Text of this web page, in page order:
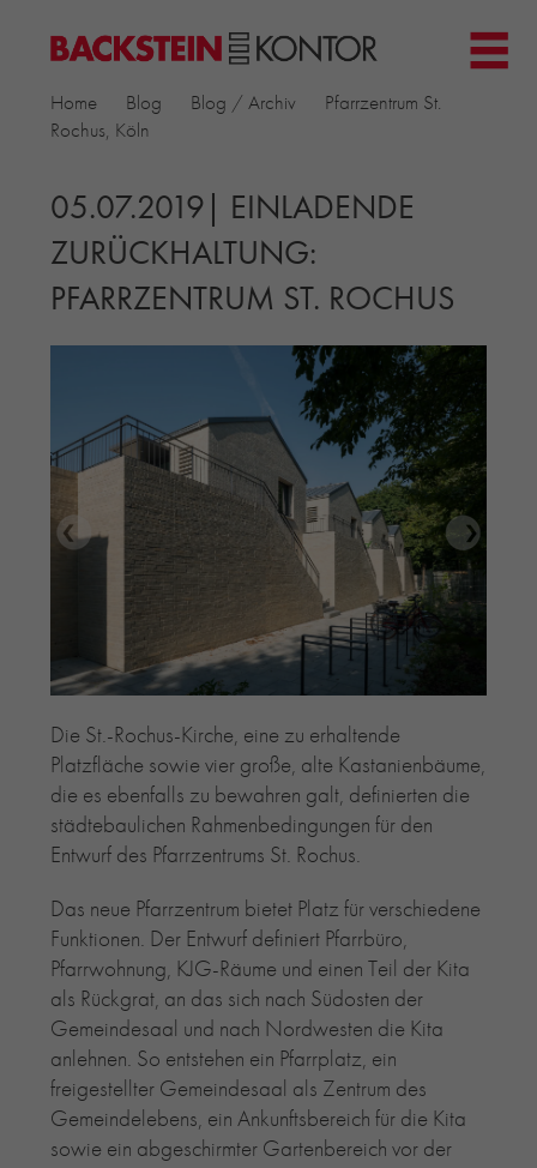
PROJEKTE
▼
KIRCHEN
MEHRFAMILIENHÄUSER
MUSEEN
EINFAMILIENHÄUSER
BILDUNG & FORSCHUNG
RIEMCHENKOLLEKTIONEN TONWERK
ALLGEMEINE RIEMCHENKOLLEKTIONEN
PETERSEN TEGL
RECYCLING-ZIEGEL
RE-USE-ZIEGEL
GLASUR-ZIEGEL
RE-USE-MÖRTEL
FASSADENPLANUNG (SCHWEIZ)
PRIVATKUNDEN
ÜBER UNS
BLOG
Home Blog Blog / Archiv
Pfarrzentrum St.
Rochus, Köln
05.07.2019| EINLADENDE
ZURÜCKHALTUNG:
PFARRZENTRUM ST. ROCHUS
Die St.-Rochus-Kirche, eine zu erhaltende
Platzfläche sowie vier große, alte Kastanienbäume,
die es ebenfalls zu bewahren galt, definierten die
städtebaulichen Rahmenbedingungen für den
Entwurf des Pfarrzentrums St. Rochus.
Das neue Pfarrzentrum bietet Platz für verschiedene
Funktionen. Der Entwurf definiert Pfarrbüro,
Pfarrwohnung, KJG-Räume und einen Teil der Kita
als Rückgrat, an das sich nach Südosten der
Gemeindesaal und nach Nordwesten die Kita
anlehnen. So entstehen ein Pfarrplatz, ein
freigestellter Gemeindesaal als Zentrum des
Gemeindelebens, ein Ankunftsbereich für die Kita
sowie ein abgeschirmter Gartenbereich vor der